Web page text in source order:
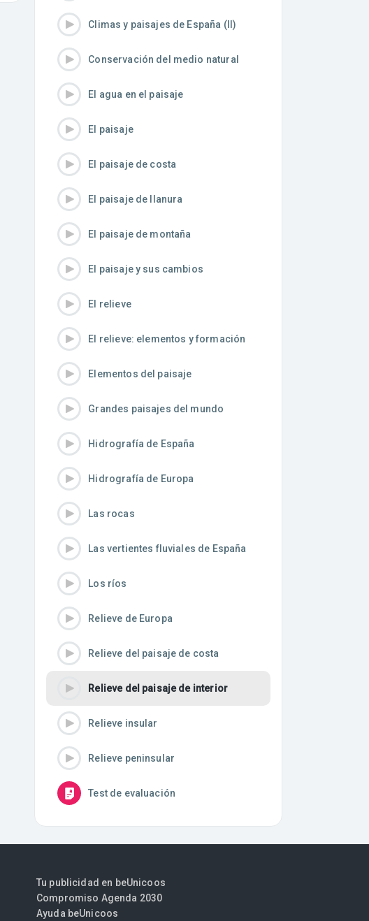
Climas y paisajes de España (II)
Conservación del medio natural
El agua en el paisaje
El paisaje
El paisaje de costa
El paisaje de llanura
El paisaje de montaña
El paisaje y sus cambios
El relieve
El relieve: elementos y formación
Elementos del paisaje
Grandes paisajes del mundo
Hidrografía de España
Hidrografía de Europa
Las rocas
Las vertientes fluviales de España
Los ríos
Relieve de Europa
Relieve del paisaje de costa
Relieve del paisaje de interior
Relieve insular
Relieve peninsular
Test de evaluación
Tu publicidad en beUnicoos
Compromiso Agenda 2030
Ayuda beUnicoos